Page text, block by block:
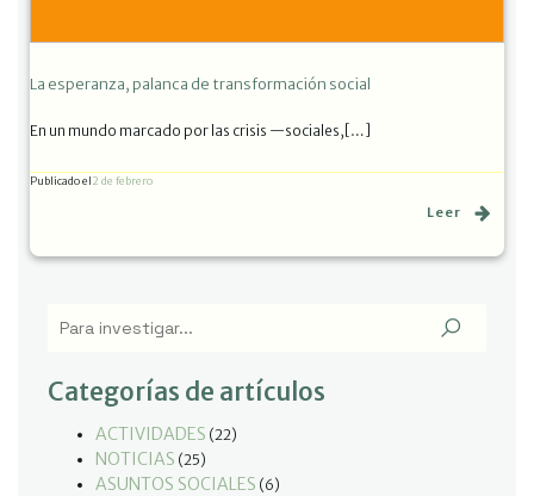
La esperanza, palanca de transformación social
En un mundo marcado por las crisis —sociales,[…]
Publicado el2 de febrero
Leer
Categorías de artículos
ACTIVIDADES (22)
NOTICIAS (25)
ASUNTOS SOCIALES (6)